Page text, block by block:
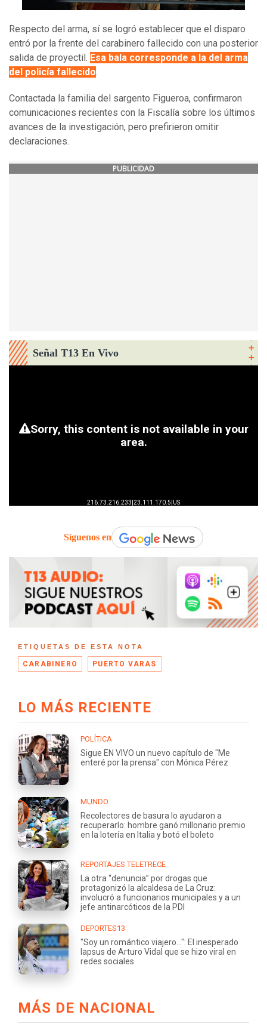
Respecto del arma, sí se logró establecer que el disparo
entró por la frente del carabinero fallecido con una posterior
salida de proyectil. Esa bala corresponde a la del arma
del policía fallecido.
Contactada la familia del sargento Figueroa, confirmaron
comunicaciones recientes con la Fiscalía sobre los últimos
avances de la investigación, pero prefirieron omitir
declaraciones.
PUBLICIDAD
Señal T13 En Vivo
Síguenos en
ETIQUETAS DE ESTA NOTA
CARABINERO PUERTO VARAS
LO MÁS RECIENTE
POLÍTICA
Sigue EN VIVO un nuevo capítulo de "Me
enteré por la prensa" con Mónica Pérez
MUNDO
Recolectores de basura lo ayudaron a
recuperarlo: hombre ganó millonario premio
en la lotería en Italia y botó el boleto
REPORTAJES TELETRECE
La otra “denuncia” por drogas que
protagonizó la alcaldesa de La Cruz:
involucró a funcionarios municipales y a un
jefe antinarcóticos de la PDI
DEPORTES13
"Soy un romántico viajero...": El inesperado
lapsus de Arturo Vidal que se hizo viral en
redes sociales
MÁS DE NACIONAL